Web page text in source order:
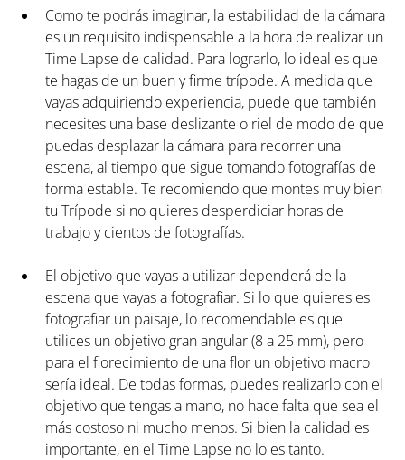
Como te podrás imaginar, la estabilidad de la cámara
es un requisito indispensable a la hora de realizar un
Time Lapse de calidad. Para lograrlo, lo ideal es que
te hagas de un buen y firme trípode. A medida que
vayas adquiriendo experiencia, puede que también
necesites una base deslizante o riel de modo de que
puedas desplazar la cámara para recorrer una
escena, al tiempo que sigue tomando fotografías de
forma estable. Te recomiendo que montes muy bien
tu Trípode si no quieres desperdiciar horas de
trabajo y cientos de fotografías.
El objetivo que vayas a utilizar dependerá de la
escena que vayas a fotografiar. Si lo que quieres es
fotografiar un paisaje, lo recomendable es que
utilices un objetivo gran angular (8 a 25 mm), pero
para el florecimiento de una flor un objetivo macro
sería ideal. De todas formas, puedes realizarlo con el
objetivo que tengas a mano, no hace falta que sea el
más costoso ni mucho menos. Si bien la calidad es
importante, en el Time Lapse no lo es tanto.